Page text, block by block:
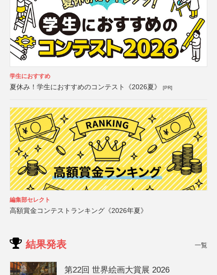
学生におすすめ
夏休み！学生におすすめのコンテスト《2026夏》 [PR]
編集部セレクト
高額賞金コンテストランキング《2026年夏》
結果発表 一覧
第22回 世界絵画大賞展 2026